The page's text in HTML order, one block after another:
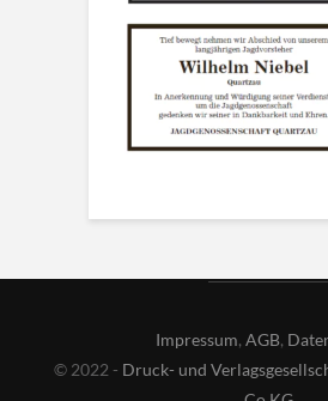
Impressum, AGB,
© 2022 - Druck- und